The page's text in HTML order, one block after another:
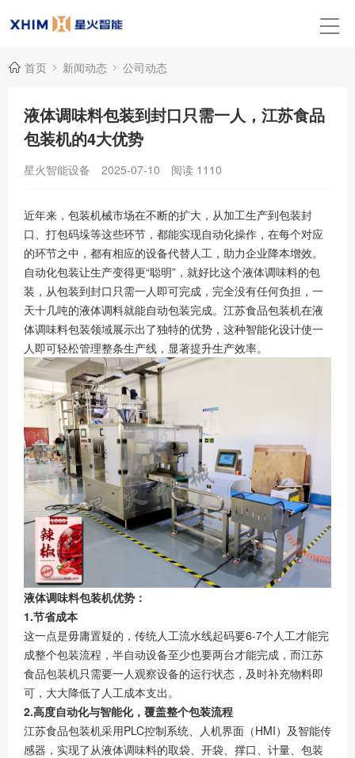
首页 新闻动态 公司动态
液体调味料包装到封口只需一人，江苏食品
包装机的4大优势
星火智能设备 2025-07-10 阅读 1110
近年来，包装机械市场在不断的扩大，从加工生产到包装封
口、打包码垛等这些环节，都能实现自动化操作，在每个对应
的环节之中，都有相应的设备代替人工，助力企业降本增效。
自动化包装让生产变得更“聪明”，就好比这个液体调味料的包
装，从包装到封口只需一人即可完成，完全没有任何负担，一
天十几吨的液体调料就能自动包装完成。江苏食品包装机在液
体调味料包装领域展示出了独特的优势，这种智能化设计使一
人即可轻松管理整条生产线，显著提升生产效率。
液体调味料包装机优势：
1.节省成本
这一点是毋庸置疑的，传统人工流水线起码要6-7个人工才能完
成整个包装流程，半自动设备至少也要两台才能完成，而江苏
食品包装机只需要一人观察设备的运行状态，及时补充物料即
可，大大降低了人工成本支出。
2.高度自动化与智能化，覆盖整个包装流程
江苏食品包装机采用PLC控制系统、人机界面（HMI）及智能传
感器，实现了从液体调味料的取袋、开袋、撑口、计量、包装